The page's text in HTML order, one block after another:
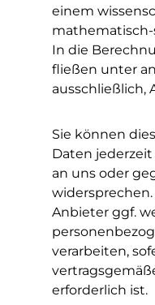
einem
In die
fließen unter
ausschließlich,
Sie können
Daten
an uns oder
Anbieter ggf.
verarbeiten,
erforderlich ist.